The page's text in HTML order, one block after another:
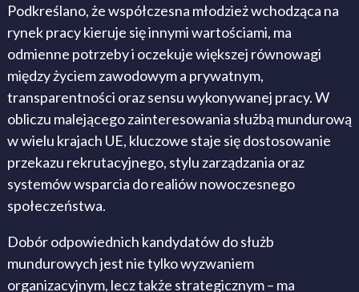
Podkreślano, że współczesna młodzież wchodząca na
rynek pracy kieruje się innymi wartościami, ma
odmienne potrzeby i oczekuje większej równowagi
między życiem zawodowym a prywatnym,
transparentności oraz sensu wykonywanej pracy. W
obliczu malejącego zainteresowania służbą mundurową
w wielu krajach UE, kluczowe staje się dostosowanie
przekazu rekrutacyjnego, stylu zarządzania oraz
systemów wsparcia do realiów nowoczesnego
społeczeństwa.
Dobór odpowiednich kandydatów do służb
mundurowych jest nie tylko wyzwaniem
organizacyjnym, lecz także strategicznym – ma